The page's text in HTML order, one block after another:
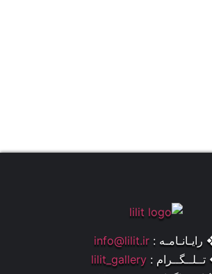
:
info@lilit.ir
:
lilit_gallery